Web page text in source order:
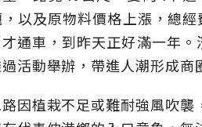
以及原物料價格上漲，總
通車，到昨天正好滿一年
活動舉辦，帶進人潮形成商
因植栽不足或難耐強風吹